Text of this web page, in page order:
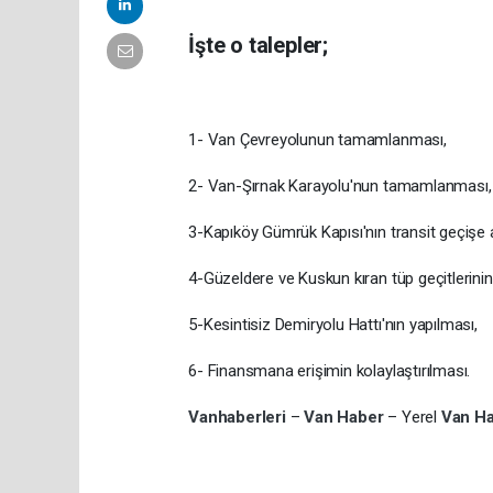
İşte o talepler;
1- Van Çevreyolunun tamamlanması,
2- Van-Şırnak Karayolu'nun tamamlanması,
3-Kapıköy Gümrük Kapısı'nın transit geçişe
4-Güzeldere ve Kuskun kıran tüp geçitlerinin
5-Kesintisiz Demiryolu Hattı'nın yapılması,
6- Finansmana erişimin kolaylaştırılması.
Vanhaberleri –Van Haber – Yerel Van